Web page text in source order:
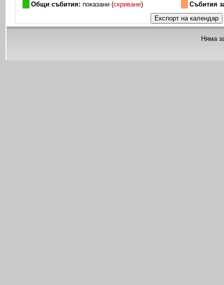
Общи събития: показани (скриване) Събития
Няма